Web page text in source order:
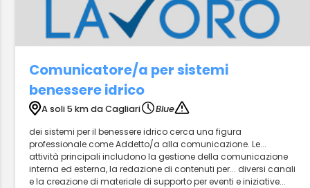
Comunicatore/a per sistemi
benessere idrico
A soli 5 km da Cagliari
Blue
dei sistemi per il benessere idrico cerca una figura
professionale come Addetto/a alla comunicazione. Le...
attività principali includono la gestione della comunicazione
interna ed esterna, la redazione di contenuti per... diversi canali
e la creazione di materiale di supporto per eventi e iniziative...